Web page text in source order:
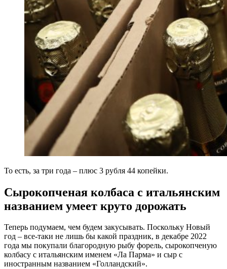
То есть, за три года – плюс 3 рубля 44 копейки.
Сырокопченая колбаса с итальянским
названием умеет круто дорожать
Теперь подумаем, чем будем закусывать. Поскольку Новый
год – все-таки не лишь бы какой праздник, в декабре 2022
года мы покупали благородную рыбу форель, сырокопченую
колбасу с итальянским именем «Ла Парма» и сыр с
иностранным названием «Голландский».